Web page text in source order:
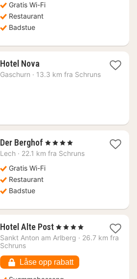
kr.
Gratis Wi-Fi
Restaurant
Badstue
Hotel Nova1
natt
Gaschurn · 13.3 km fra Schruns
Der Berghof 1
natt
2015
, 4 Stjerner
Lech · 22.1 km fra Schruns
Gratis Wi-Fi
Restaurant
Badstue
Hotel Alte Post1
natt
kr.
, 4 Stjerner
Sankt Anton am Arlberg · 26.7 km fra
Schruns
Låse opp rabatt